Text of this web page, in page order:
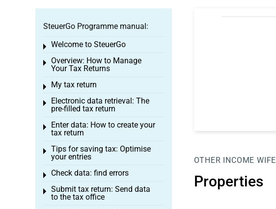
OTHER INCOME WIFE
Properties
SteuerGo Programme manual:
Welcome to SteuerGo
Toggle menu
Overview: How to Manage
Your Tax Returns
Toggle menu
My tax return
Toggle menu
Electronic data retrieval: The
pre-filled tax return
Toggle menu
Enter data: How to create your
tax return
Toggle menu
Tips for saving tax: Optimise
your entries
Toggle menu
Check data: find errors
Toggle menu
Submit tax return: Send data
to the tax office
Toggle menu